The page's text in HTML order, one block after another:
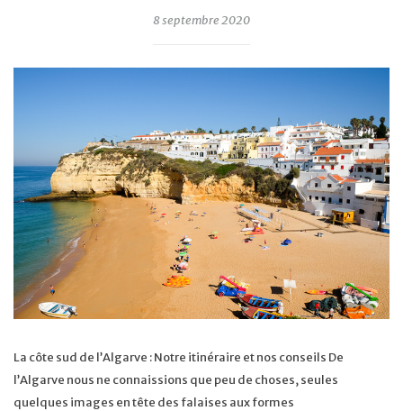
8 septembre 2020
La côte sud de l’Algarve : Notre itinéraire et nos conseils De
l’Algarve nous ne connaissions que peu de choses, seules
quelques images en tête des falaises aux formes